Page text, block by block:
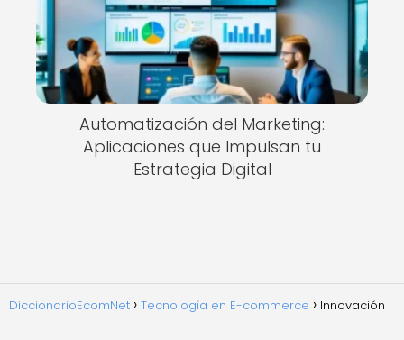
Automatización del Marketing:
Aplicaciones que Impulsan tu
Estrategia Digital
DiccionarioEcomNet Tecnología en E-commerce Innovación